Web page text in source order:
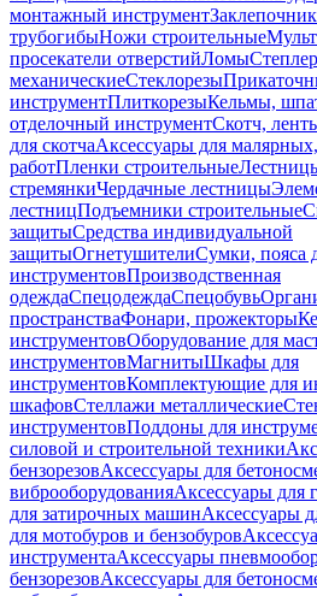
монтажный инструмент
трубогибыНожи строительные
просекатели отверстийЛомы
механическиеСтеклорезы
инструментПлиткорезыКельмы,
отделочный инструментСкотч,
для скотчаАксессуары для
работПленки строительные
стремянкиЧердачные лестницы
лестницПодъемники строительные
защитыСредства индивидуальной
защитыОгнетушителиСумки, пояса
инструментовПроизводственная
одеждаСпецодеждаСпецобувь
пространстваФонари, прожекторы
инструментовОборудование для
инструментовМагнитыШкафы для
инструментовКомплектующие для
шкафовСтеллажи металлические
инструментовПоддоны для
силовой и строительной техники
бензорезовАксессуары для
виброоборудованияАксессуары для
для затирочных машинАксессуары
для мотобуров и бензобуров
инструментаАксессуары
бензорезовАксессуары для